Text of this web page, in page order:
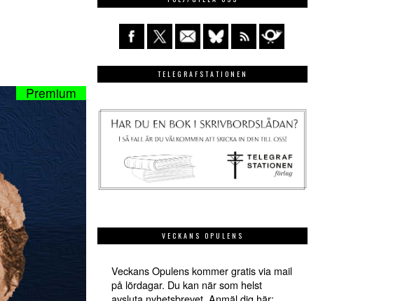
TELEGRAFSTATIONEN
VECKANS OPULENS
Veckans Opulens kommer gratis via mail
på lördagar. Du kan när som helst